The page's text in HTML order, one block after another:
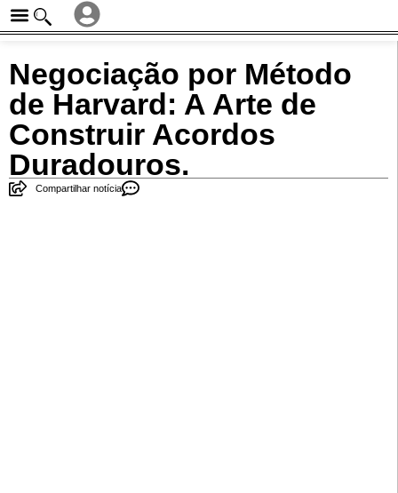
Negociação por Método
de Harvard: A Arte de
Construir Acordos
Duradouros.
Compartilhar notícia